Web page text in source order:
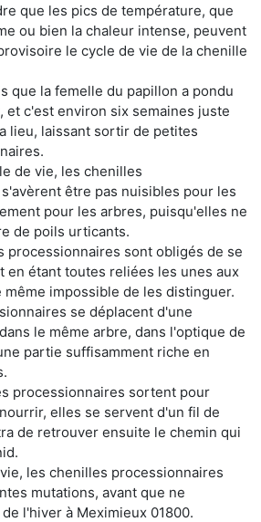
que les pics de température, que
ou bien la chaleur intense, peuvent
le cycle de vie de la chenille
que la femelle du papillon a pondu
c'est environ six semaines juste
lieu, laissant sortir de petites
de vie, les chenilles
être pas nuisibles pour les
pour les arbres, puisqu'elles ne
de poils urticants.
processionnaires sont obligés de se
en étant toutes reliées les unes aux
impossible de les distinguer.
se déplacent d'une
le même arbre, dans l'optique de
partie suffisamment riche en
processionnaires sortent pour
elles se servent d'un fil de
de retrouver ensuite le chemin qui
les chenilles processionnaires
mutations, avant que ne
l'hiver à Meximieux 01800.